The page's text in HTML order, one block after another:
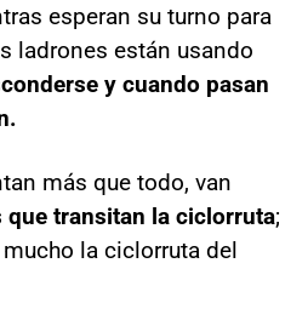
esperan su turno para
ladrones están usando
y cuando pasan
más que todo, van
transitan la ciclorruta;
la ciclorruta del